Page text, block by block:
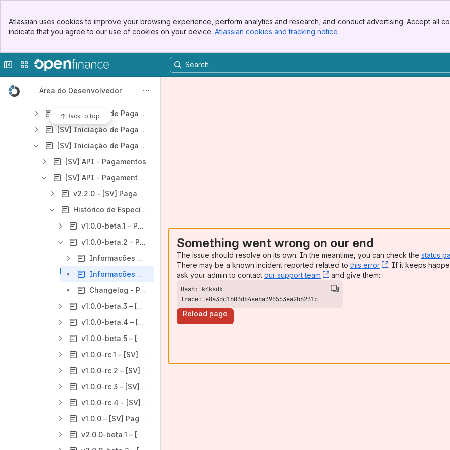
Top Bar
Sidebar
Atlassian uses cookies to improve your browsing experience, perform analytics and research, and conduct advertising. Accept all
indicate that you agree to our use of cookies on your device. Atlassian cookies and tracking notice
Collapse sidebar
Switch sites or apps
Área do Desenvolvedor
Back to top
Comunicados & Eventos Técnicos
Dados Abertos - DA
[SV] Iniciação de Pagamentos - Guias de Implementação
[SV] Iniciação de Pagamentos - Conteúdo comum entre os produtos
[SV] Iniciação de Pagamentos
[SV] API - Pagamentos
[SV] API - Pagamentos Automáticos
v2.2.0 – [SV] Pagamentos Automáticos
Histórico de Especificações - [SV] Pagamentos Automáticos
v1.0.0-beta.1 – Pagamentos Automáticos
v1.0.0-beta.2 – Pagamentos Automáticos
Informações Gerais - Pagamentos Automáticos - v1.0.0-beta.2
Informações Técnicas - Pagamentos Automáticos - v1.0.0-beta.2
Changelog - Pagamentos Automáticos - v1.0.0-beta.2
v1.0.0-beta.3 – [SV] Pagamentos Automáticos
v1.0.0-beta.4 – [SV] Pagamentos Automáticos
v1.0.0-beta.5 – [SV] Pagamentos Automáticos
v1.0.0-rc.1 – [SV] Pagamentos Automáticos
v1.0.0-rc.2 – [SV] Pagamentos Automáticos
v1.0.0-rc.3 – [SV] Pagamentos Automáticos
v1.0.0-rc.4 – [SV] Pagamentos Automáticos
v1.0.0 – [SV] Pagamentos Automáticos
v2.0.0-beta.1 – [SV] Pagamentos Automáticos
Something went wrong on our end
The issue should resolve on its own. In the meantime, you can check the status
There may be a known incident reported related tothis error , (opens new
. If it keeps
ask your admin to contact our support team , (opens new window)
and give them:
Trace: e8a3dc1603db4aeba395553ea2b6231c
Reload page